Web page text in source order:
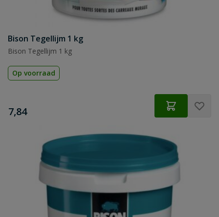
Bison Tegellijm 1 kg
Bison Tegellijm 1 kg
Op voorraad
€
7,84